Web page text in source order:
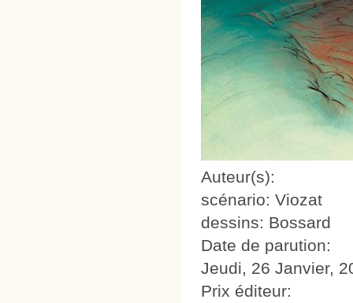
Auteur(s):
scénario: Viozat
dessins: Bossard
Date de parution:
Jeudi, 26 Janvier,
Prix éditeur: